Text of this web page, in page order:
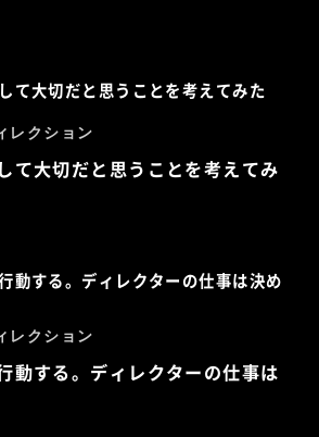
レクション
て大切だと思うことを考えてみ
レクション
動する。ディレクターの仕事は